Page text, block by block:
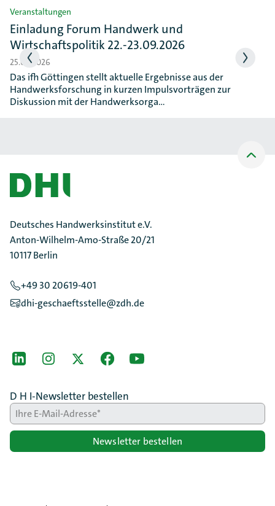
Slider überspringen
Veranstaltungen
Einladung Forum Handwerk und
Wirtschaftspolitik 22.-23.09.2026
25.06.2026
Das ifh Göttingen stellt aktuelle Ergebnisse aus der
Handwerksforschung in kurzen Impulsvorträgen zur
Diskussion mit der Handwerksorga…
oben
Deutsches Handwerksinstitut e.V.
Anton-Wilhelm-Amo-Straße 20/21
10117 Berlin
+49 30 20619-401
dhi-geschaeftsstelle@zdh.de
[Der ZDH in den Sozialen Netzwerken]
LinkedIninstagramTwitterFacebookYoutube
D H I-Newsletter bestellen
Newsletter bestellen